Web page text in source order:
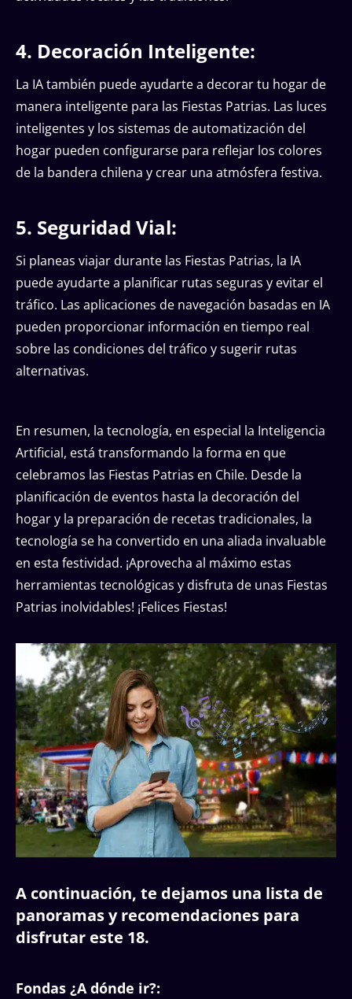
4. Decoración Inteligente:
La IA también puede ayudarte a decorar tu hogar de
manera inteligente para las Fiestas Patrias. Las luces
inteligentes y los sistemas de automatización del
hogar pueden configurarse para reflejar los colores
de la bandera chilena y crear una atmósfera festiva.
5. Seguridad Vial:
Si planeas viajar durante las Fiestas Patrias, la IA
puede ayudarte a planificar rutas seguras y evitar el
tráfico. Las aplicaciones de navegación basadas en IA
pueden proporcionar información en tiempo real
sobre las condiciones del tráfico y sugerir rutas
alternativas.
En resumen, la tecnología, en especial la Inteligencia
Artificial, está transformando la forma en que
celebramos las Fiestas Patrias en Chile. Desde la
planificación de eventos hasta la decoración del
hogar y la preparación de recetas tradicionales, la
tecnología se ha convertido en una aliada invaluable
en esta festividad. ¡Aprovecha al máximo estas
herramientas tecnológicas y disfruta de unas Fiestas
Patrias inolvidables! ¡Felices Fiestas!
A continuación, te dejamos una lista de
panoramas y recomendaciones para
disfrutar este 18.
Fondas ¿A dónde ir?: